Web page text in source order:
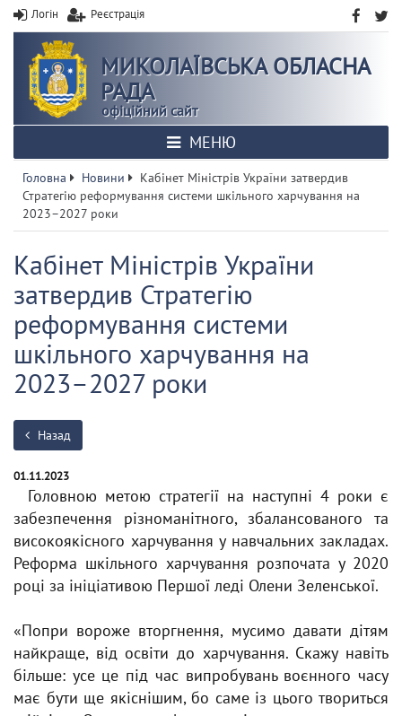
Логін Реєстрація
МИКОЛАЇВСЬКА ОБЛАСНА
РАДА
офіційний сайт
МЕНЮ
Головна Новини
Кабінет Міністрів України затвердив
Стратегію реформування системи шкільного харчування на
2023–2027 роки
Кабінет Міністрів України
затвердив Стратегію
реформування системи
шкільного харчування на
2023–2027 роки
Назад
01.11.2023
Головною метою стратегії на наступні 4 роки є
забезпечення різноманітного, збалансованого та
високоякісного харчування у навчальних закладах.
Реформа шкільного харчування розпочата у 2020
році за ініціативою Першої леді Олени Зеленської.
«Попри вороже вторгнення, мусимо давати дітям
найкраще, від освіти до харчування. Скажу навіть
більше: усе це під час випробувань воєнного часу
має бути ще якіснішим, бо саме із цього твориться